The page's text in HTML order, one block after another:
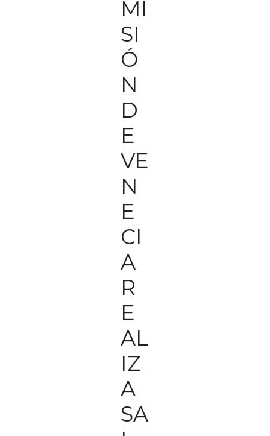
MI
SI
Ó
N
D
E
VE
N
E
CI
A
R
E
AL
IZ
A
SA